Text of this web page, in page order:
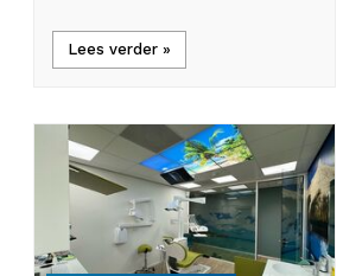
Lees verder »